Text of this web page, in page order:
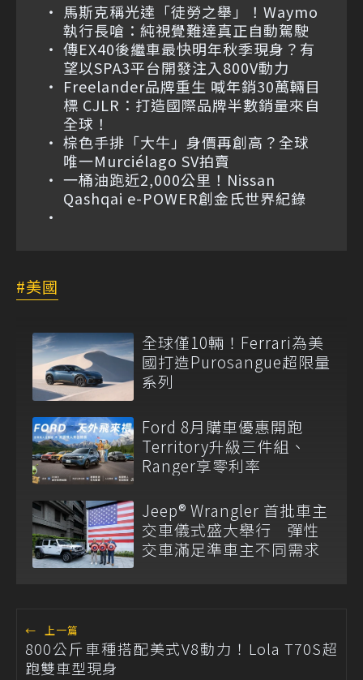
馬斯克稱光達「徒勞之舉」！Waymo
執行長嗆：純視覺難達真正自動駕駛
傳EX40後繼車最快明年秋季現身？有
望以SPA3平台開發注入800V動力
Freelander品牌重生 喊年銷30萬輛目
標 CJLR：打造國際品牌半數銷量來自
全球！
棕色手排「大牛」身價再創高？全球
唯一Murciélago SV拍賣
一桶油跑近2,000公里！Nissan
Qashqai e-POWER創金氏世界紀錄
美國
全球僅10輛！Ferrari為美
國打造Purosangue超限量
系列
Ford 8月購車優惠開跑
Territory升級三件組、
Ranger享零利率
Jeep® Wrangler 首批車主
交車儀式盛大舉行 彈性
交車滿足準車主不同需求
← 上一篇
800公斤車種搭配美式V8動力！Lola T70S超
跑雙車型現身